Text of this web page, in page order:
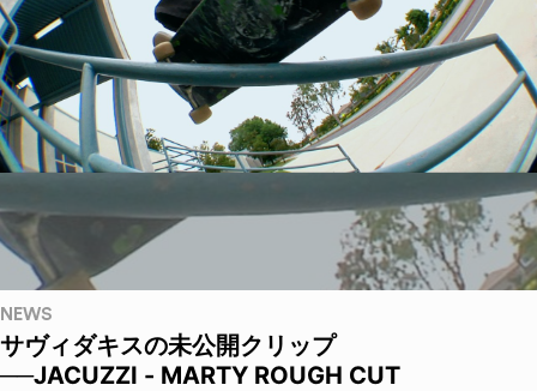
NEWS
サヴィダキスの未公開クリップ
──JACUZZI - MARTY ROUGH CUT